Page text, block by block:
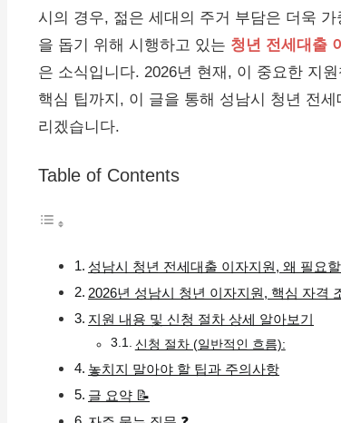
시의 경우, 젊은 세대의 주거 부담은 더욱
을 돕기 위해 시행하고 있는 청년 전세대출
은 소식입니다. 2026년 현재, 이 중요한 지
핵심 팁까지, 이 글을 통해 성남시 청년 전
리겠습니다.
Table of Contents
성남시 청년 전세대출 이자지원, 왜 필요
2026년 성남시 청년 이자지원, 핵심 자격
지원 내용 및 신청 절차 상세 알아보기
신청 절차 (일반적인 흐름):
놓치지 말아야 할 팁과 주의사항
글 요약 📝